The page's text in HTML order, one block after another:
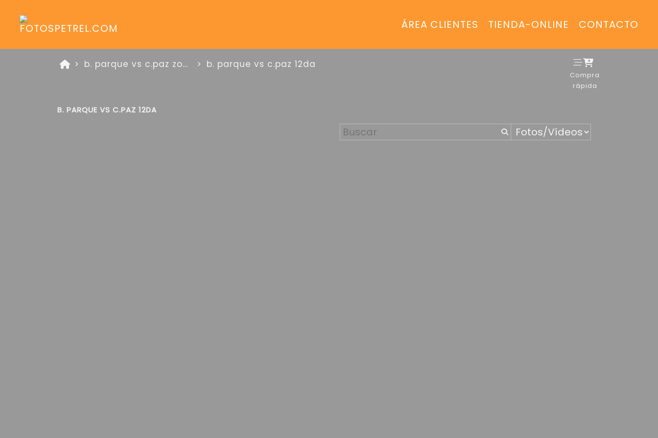
ÁREA CLIENTES TIENDA-ONLINE CONTACTO
b. parque vs c.paz zona platino 25 de mayo de 2026 b. parque vs c.paz 12da
Compra
rápida
B. PARQUE VS C.PAZ 12DA